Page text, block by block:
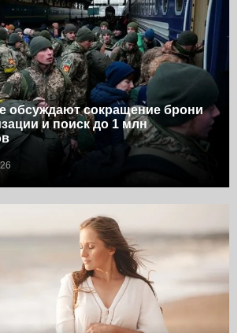
обсуждают сокращение брони
и поиск до 1 млн